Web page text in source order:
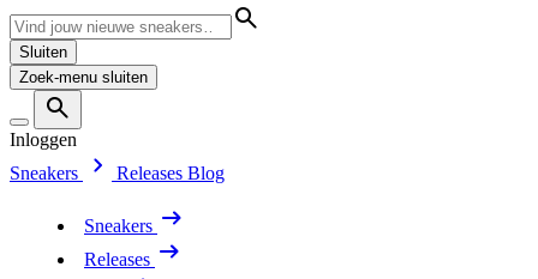
Sluiten
Zoek-menu sluiten
Inloggen
Sneakers
Releases Blog
Sneakers
Releases